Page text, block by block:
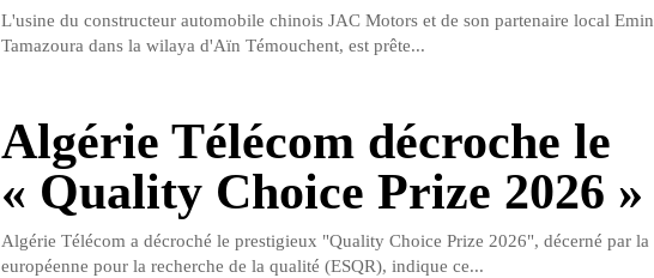
L'usine du constructeur automobile chinois JAC Motors et de son partenaire local
Tamazoura dans la wilaya d'Aïn Témouchent, est prête...
Algérie Télécom décroche le
« Quality Choice Prize 2026 »
Algérie Télécom a décroché le prestigieux "Quality Choice Prize 2026", décerné par la
européenne pour la recherche de la qualité (ESQR), indique ce...